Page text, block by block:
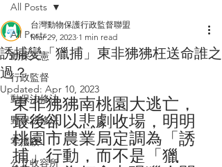
All Posts
動保入憲
行政監督
動保法修法
野保法修法
零撲殺
公立收容所
All Posts
誘捕變「獵捕」東非狒狒枉送命誰之
過？
台灣動物保護行政監督聯盟
Mar 29, 2023 1 min read
Updated: Apr 10, 2023
東非狒狒南桃園大逃亡，
最後卻以悲劇收場，明明
桃園市農業局定調為「誘
捕」行動，而不是「獵